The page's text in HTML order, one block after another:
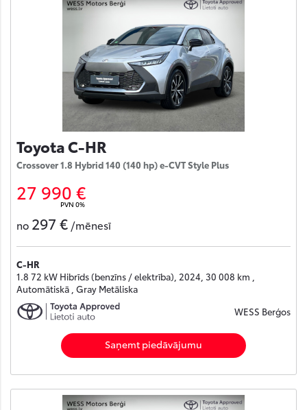
Toyota C-HR
Crossover 1.8 Hybrid 140 (140 hp) e-CVT Style Plus
27 990 €
PVN 0%
no 297 € /mēnesī
C-HR
1.8 72 kW Hibrīds (benzīns / elektrība), 2024, 30 008 km ,
Automātiskā , Gray Metāliska
WESS Berģos
Saņemt piedāvājumu